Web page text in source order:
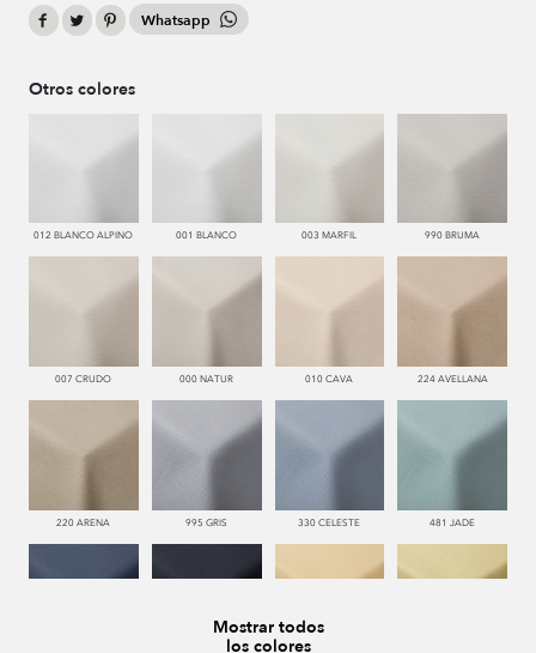
Whatsapp
Otros colores
012 BLANCO ALPINO 001 BLANCO 003 MARFIL 990 BRUMA
007 CRUDO 000 NATUR 010 CAVA 224 AVELLANA
220 ARENA 995 GRIS 330 CELESTE 481 JADE
Mostrar todos
los colores